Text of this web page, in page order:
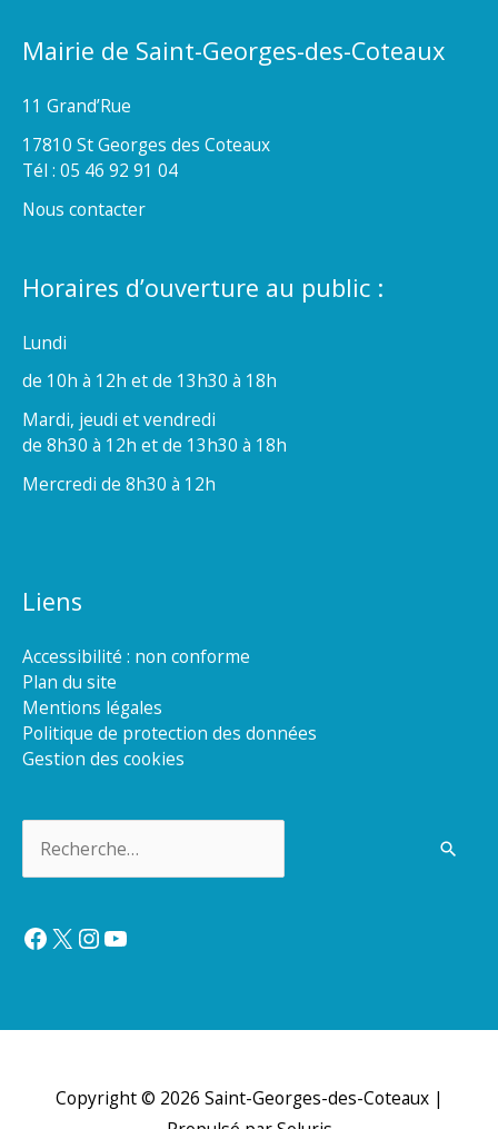
Mairie de Saint-Georges-des-Coteaux
11 Grand’Rue
17810 St Georges des Coteaux
Tél : 05 46 92 91 04
Nous contacter
Horaires d’ouverture au public :
Lundi
de 10h à 12h et de 13h30 à 18h
Mardi, jeudi et vendredi
de 8h30 à 12h et de 13h30 à 18h
Mercredi de 8h30 à 12h
Liens
Accessibilité : non conforme
Plan du site
Mentions légales
Politique de protection des données
Gestion des cookies
Facebook
X Instagram
YouTube
Copyright © 2026 Saint-Georges-des-Coteaux|